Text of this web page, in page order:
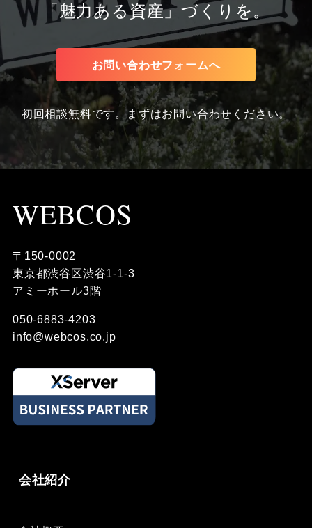
「魅力ある資産」づくりを。
お問い合わせフォームへ
初回相談無料です。まずはお問い合わせください。
WEBCOS
〒150-0002
東京都渋谷区渋谷1-1-3
アミーホール3階
050-6883-4203
info@webcos.co.jp
会社紹介